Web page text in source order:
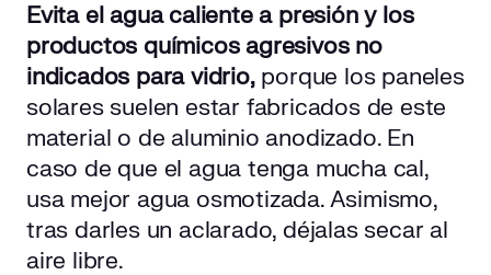
Evita el agua caliente a presión y los
productos químicos agresivos no
indicados para vidrio,porque los paneles
solares suelen estar fabricados de este
material o de aluminio anodizado. En
caso de que el agua tenga mucha cal,
usa mejor agua osmotizada. Asimismo,
tras darles un aclarado, déjalas secar al
aire libre.